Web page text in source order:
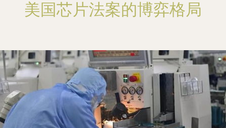
美国芯片法案的博弈格局